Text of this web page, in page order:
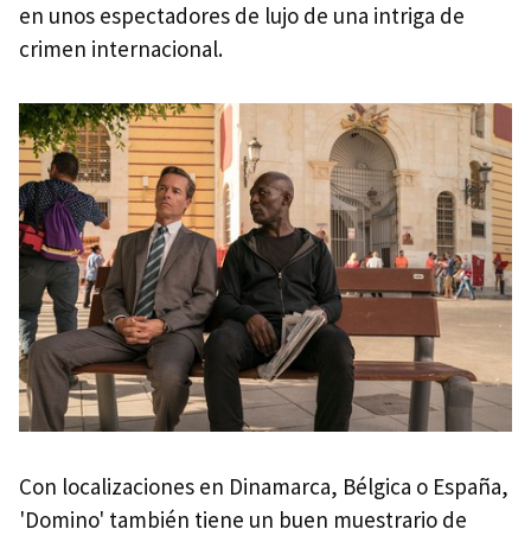
en unos espectadores de lujo de una intriga de
crimen internacional.
Con localizaciones en Dinamarca, Bélgica o España,
'Domino' también tiene un buen muestrario de